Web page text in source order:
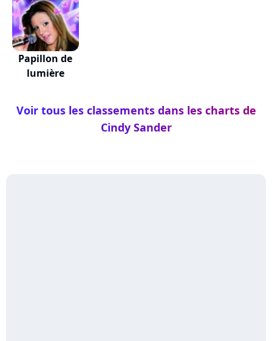
Papillon de
lumière
Voir tous les classements dans les charts de
Cindy Sander